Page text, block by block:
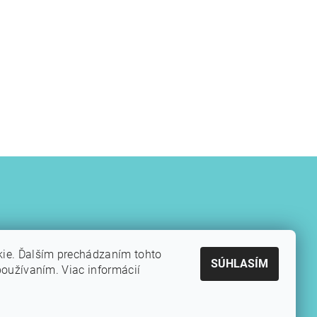
Ďalším prechádzaním tohto
Viac informácií
SÚHLASÍM